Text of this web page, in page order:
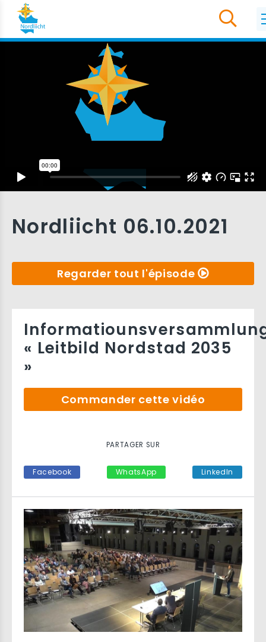
Nordliicht 06.10.2021
Regarder tout l'épisode
« Leitbild Nordstad 2035
»
Commander cette vidéo
PARTAGER SUR
Facebook WhatsApp LinkedIn